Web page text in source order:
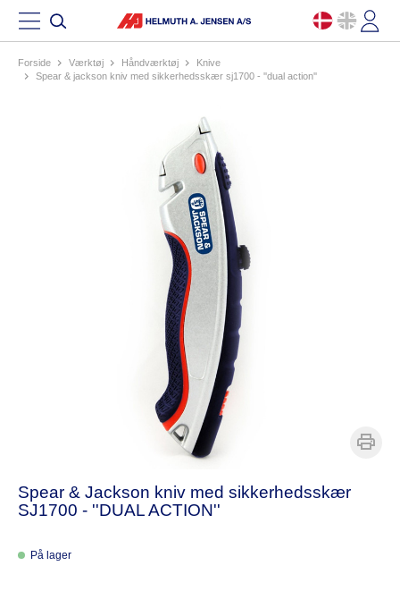
Forside værktøj håndværktøj
knive
spear & jackson kniv med sikkerhedsskær sj1700 - ''dual action''
Spear & Jackson kniv med sikkerhedsskær
SJ1700 - ''DUAL ACTION''
På lager